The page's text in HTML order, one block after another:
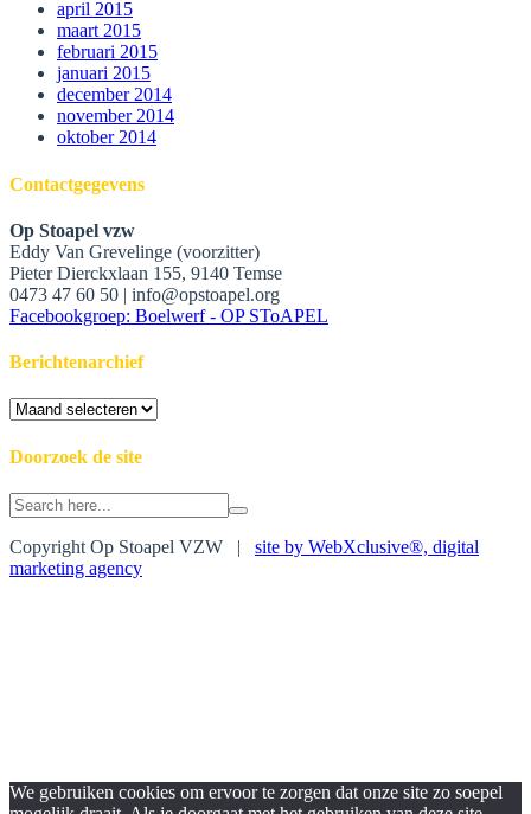
april 2015
maart 2015
februari 2015
januari 2015
december 2014
november 2014
oktober 2014
Contactgegevens
Op Stoapel vzw
Eddy Van Grevelinge (voorzitter)
Pieter Dierckxlaan 155, 9140 Temse
0473 47 60 50 | info@opstoapel.org
Facebookgroep: Boelwerf - OP SToAPEL
Berichtenarchief
Berichtenarchief
Doorzoek de site
Search
for:
Copyright Op Stoapel VZW | site by WebXclusive®, digital
marketing agency
We gebruiken cookies om ervoor te zorgen dat onze site zo soepel